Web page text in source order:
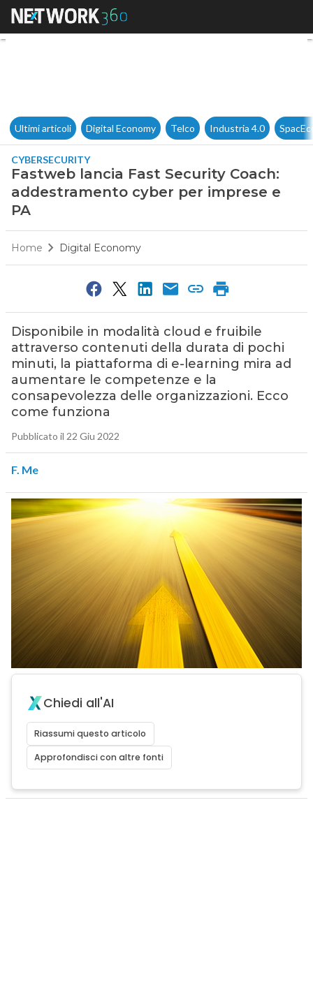
Fastweb lancia Fast Security
Ultimi articoli Digital Economy Telco Industria 4.0
CYBERSECURITY
Fastweb lancia Fast Security Coach:
addestramento cyber per imprese e
PA
Home Digital Economy
Disponibile in modalità cloud e fruibile
attraverso contenuti della durata di pochi
minuti, la piattaforma di e-learning mira ad
aumentare le competenze e la
consapevolezza delle organizzazioni. Ecco
come funziona
Pubblicato il 22 Giu 2022
F. Me
Chiedi all'AI
Riassumi questo articolo
Approfondisci con altre fonti